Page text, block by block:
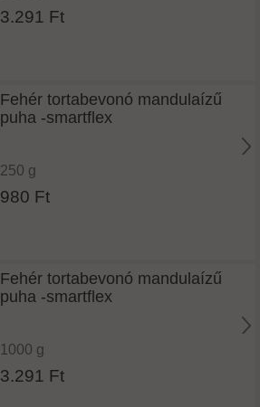
3.291 Ft
Fehér tortabevonó mandulaízű
puha -smartflex
250 g
980 Ft
Fehér tortabevonó mandulaízű
puha -smartflex
1000 g
3.291 Ft